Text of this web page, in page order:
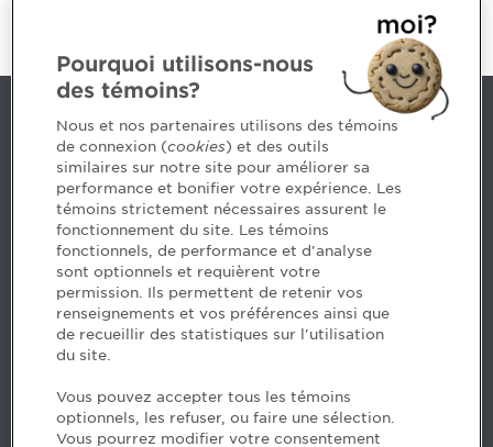
Contact us
5, Place Ville Marie, bureau 800, Montréal (Québec)
H3B 2G2
www.cpaquebec.ca
Questions? Ask our team >
Want to make the Order a part of your career? See
our job offers >
Facebook - Devenir CPA
Instagram
Pourquoi utilisons-nous
des témoins?
Nous et nos partenaires utilisons des témoins
de connexion (cookies) et des outils
similaires sur notre site pour améliorer sa
performance et bonifier votre expérience. Les
témoins strictement nécessaires assurent le
fonctionnement du site. Les témoins
fonctionnels, de performance et d'analyse
sont optionnels et requièrent votre
permission. Ils permettent de retenir vos
renseignements et vos préférences ainsi que
de recueillir des statistiques sur l'utilisation
du site.
Vous pouvez accepter tous les témoins
optionnels, les refuser, ou faire une sélection.
Vous pourrez modifier votre consentement